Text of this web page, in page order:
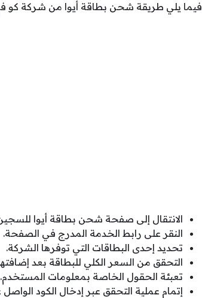
فيما يلي طريقة شحن بطاقة أيوا من شركة كو
الانتقال إلى صفحة شحن بطاقة أيوا
النقر على رابط الخدمة المدرج في الصفحة.
تحديد إحدى البطاقات التي توفرها الشركة.
التحقق من السعر الكلي للبطاقة بعد
تعبئة الحقول الخاصة بمعلومات المستخدم.
إتمام عملية التحقق عبر إدخال الكود الواصل